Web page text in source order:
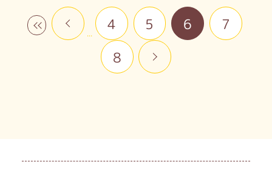
ーションにお申し込みください。
ご参加お待ちしています♪
« « ... 4 5 6
7
8
»